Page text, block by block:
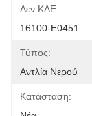
Δεν ΚΑΕ:
16100-E0451
Τύπος:
Αντλία Νερού
Κατάσταση: